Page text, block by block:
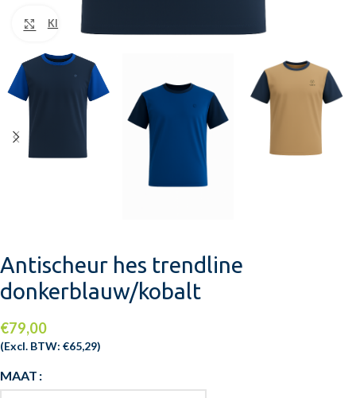
Klik om te vergroten
Antischeur hes trendline
donkerblauw/kobalt
€79,00
(Excl. BTW: €65,29)
MAAT